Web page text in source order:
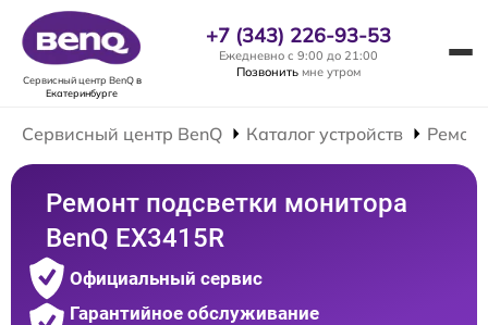
Сервисный центр BenQв
Екатеринбурге
+7 (343) 226-93-53
Ежедневно с 9:00 до 21:00
Позвонить мне утром
Сервисный центр BenQ Каталог устройств
Ремонт подсветки монитора
BenQ EX3415R
Официальный сервис
Гарантийное обслуживание